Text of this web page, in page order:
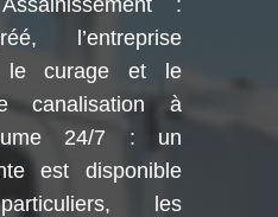
l’entreprise
le curage et le
canalisation à
24/7 : un
est disponible
les